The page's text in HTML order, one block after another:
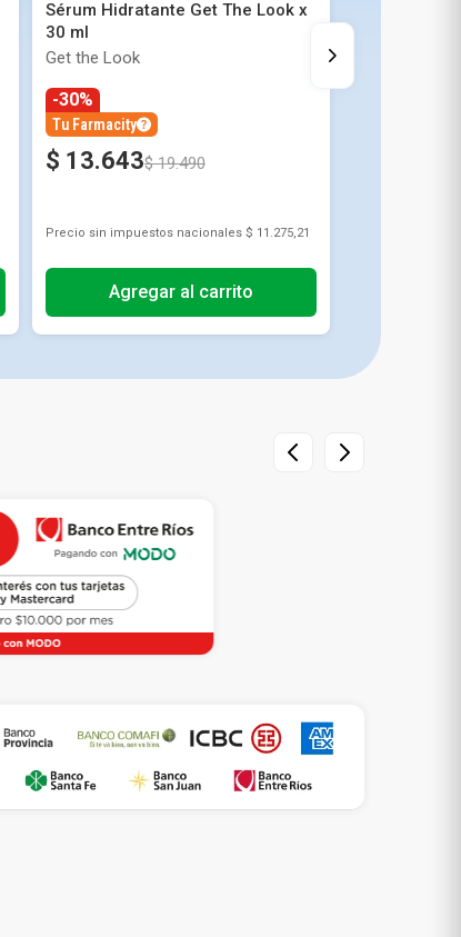
Sérum Hidratante Get The Look x
30 ml
Get the Look
-30%
Tu Farmacity
$ 13.643$ 19.490
Precio sin impuestos nacionales $ 11.275,21
Agregar al carrito